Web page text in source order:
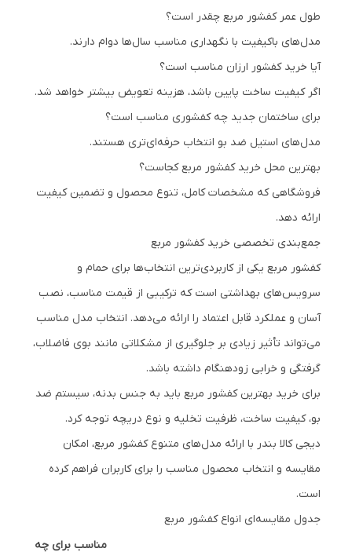
طول عمر کفشور مربع چقدر است؟
مدل‌های باکیفیت با نگهداری مناسب سال‌ها دوام دارند.
آیا خرید کفشور ارزان مناسب است؟
اگر کیفیت ساخت پایین باشد، هزینه تعویض بیشتر خواهد شد.
برای ساختمان جدید چه کفشوری مناسب است؟
مدل‌های استیل ضد بو انتخاب حرفه‌ای‌تری هستند.
بهترین محل خرید کفشور مربع کجاست؟
فروشگاهی که مشخصات کامل، تنوع محصول و تضمین کیفیت
ارائه دهد.
جمع‌بندی تخصصی خرید کفشور مربع
کفشور مربع یکی از کاربردی‌ترین انتخاب‌ها برای حمام و
سرویس‌های بهداشتی است که ترکیبی از قیمت مناسب، نصب
آسان و عملکرد قابل اعتماد را ارائه می‌دهد. انتخاب مدل مناسب
می‌تواند تأثیر زیادی بر جلوگیری از مشکلاتی مانند بوی فاضلاب،
گرفتگی و خرابی زودهنگام داشته باشد.
برای خرید بهترین کفشور مربع باید به جنس بدنه، سیستم ضد
بو، کیفیت ساخت، ظرفیت تخلیه و نوع دریچه توجه کرد.
دیجی کالا بندر با ارائه مدل‌های متنوع کفشور مربع، امکان
مقایسه و انتخاب محصول مناسب را برای کاربران فراهم کرده
است.
جدول مقایسه‌ای انواع کفشور مربع
مناسب برای چه